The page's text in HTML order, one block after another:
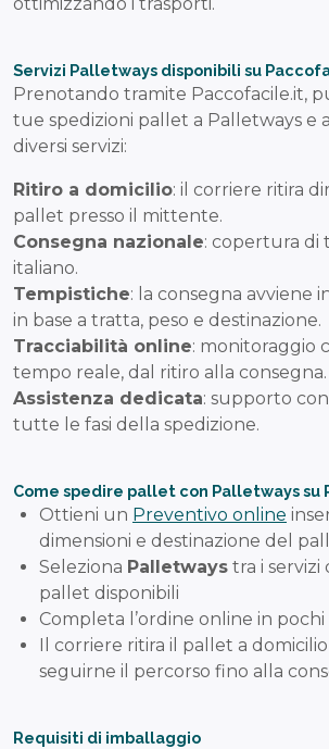
ottimizzando i trasporti.
Servizi Palletways disponibili su
Prenotando tramite Paccofacile.it,
tue spedizioni pallet a Palletways e
diversi servizi:
Ritiro a domicilio: il corriere ritira
pallet presso il mittente.
Consegna nazionale: copertura
italiano.
Tempistiche: la consegna avviene
in base a tratta, peso e destinazione.
Tracciabilità online: monitoraggio
tempo reale, dal ritiro alla consegna.
Assistenza dedicata: supporto
tutte le fasi della spedizione.
Come spedire pallet con Palletways
Ottieni un Preventivo online
dimensioni e destinazione del
Seleziona Palletways tra i servizi
pallet disponibili
Completa l’ordine online in pochi
Il corriere ritira il pallet a
seguirne il percorso fino alla
Requisiti di imballaggio